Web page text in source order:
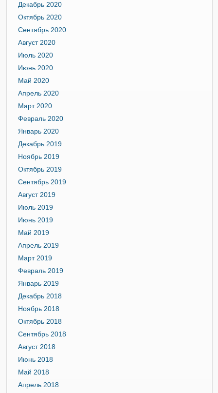
Декабрь 2020
Октябрь 2020
Сентябрь 2020
Август 2020
Июль 2020
Июнь 2020
Май 2020
Апрель 2020
Март 2020
Февраль 2020
Январь 2020
Декабрь 2019
Ноябрь 2019
Октябрь 2019
Сентябрь 2019
Август 2019
Июль 2019
Июнь 2019
Май 2019
Апрель 2019
Март 2019
Февраль 2019
Январь 2019
Декабрь 2018
Ноябрь 2018
Октябрь 2018
Сентябрь 2018
Август 2018
Июнь 2018
Май 2018
Апрель 2018